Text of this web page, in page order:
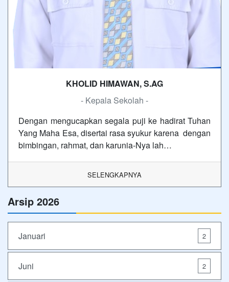
KHOLID HIMAWAN, S.AG
- Kepala Sekolah -
Dengan mengucapkan segala puji ke hadirat Tuhan
Yang Maha Esa, disertai rasa syukur karena dengan
bimbingan, rahmat, dan karunia-Nya lah…
SELENGKAPNYA
Arsip 2026
Januari 2
Juni 2